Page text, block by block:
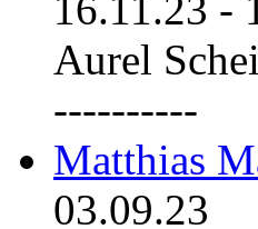
Aurel
----------
Matthias
03.09.23